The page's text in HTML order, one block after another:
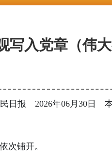
写入党章（伟大
日报 2026年06月30日
次铺开。